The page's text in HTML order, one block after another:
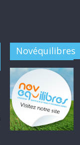
Novéquilibres